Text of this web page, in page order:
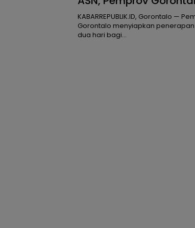
Hari WFH
KABARREPUBLIK.ID, Gorontalo —
Gorontalo menyiapkan penerapan
dua hari bagi…